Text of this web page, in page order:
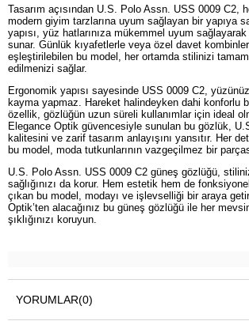
Tasarım açısından U.S. Polo Assn. USS 0009 C2,
modern giyim tarzlarına uyum sağlayan bir yapıya
yapısı, yüz hatlarınıza mükemmel uyum
sunar. Günlük kıyafetlerle veya özel davet
eşleştirilebilen bu model, her ortamda stilinizi
edilmenizi sağlar.
Ergonomik yapısı sayesinde USS 0009 C2,
kayma yapmaz. Hareket halindeyken dahi konforlu
özellik, gözlüğün uzun süreli kullanımlar için ideal
Elegance Optik güvencesiyle sunulan bu gözlük,
kalitesini ve zarif tasarım anlayışını yansıtır. Her
bu model, moda tutkunlarının vazgeçilmez bir
U.S. Polo Assn. USS 0009 C2 güneş gözlüğü,
sağlığınızı da korur. Hem estetik hem de
çıkan bu model, modayı ve işlevselliği bir araya
Optik’ten alacağınız bu güneş gözlüğü ile her
şıklığınızı koruyun.
YORUMLAR(0)